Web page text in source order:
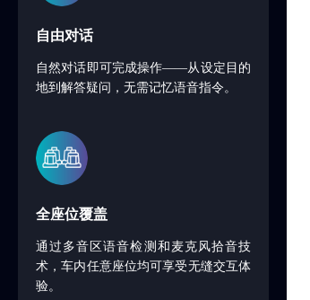
自由对话
自然对话即可完成操作——从设定目的
地到解答疑问，无需记忆语音指令。
全座位覆盖
通过多音区语音检测和麦克风拾音技
术，车内任意座位均可享受无缝交互体
验。